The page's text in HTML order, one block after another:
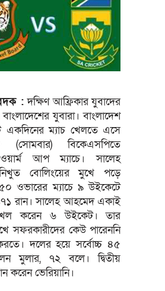
: দক্ষিণ আফ্রিকার যুবাদের
যুবারা। বাংলাদেশ
একদিনের ম্যাচ খেলতে এসে
বিকেএসপিতে
আপ ম্যাচে। সালেহ
বোলিংয়ের মুখে পড়ে
ওভারের ম্যাচে ৯ উইকেটে
রান। সালেহ আহমেদ একাই
করেন ৬ উইকেট। তার
সফরকারীদের কেউ পারেননি
দলের হয়ে সর্বোচ্চ ৪৫
মুলার, ৭২ বলে। দ্বিতীয়
করেন ভেরিয়ানি।